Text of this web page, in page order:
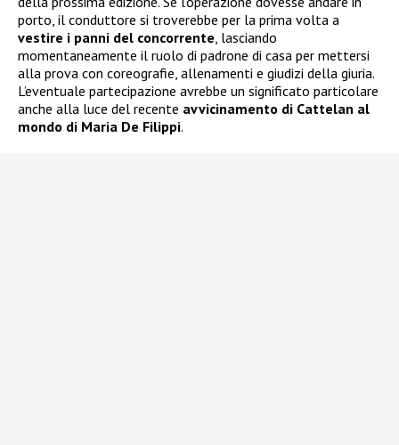
porto, il conduttore si troverebbe per la prima volta a
vestire i panni del concorrente, lasciando
momentaneamente il ruolo di padrone di casa per mettersi
alla prova con coreografie, allenamenti e giudizi della giuria.
L’eventuale partecipazione avrebbe un significato particolare
anche alla luce del recente avvicinamento di Cattelan al
mondo di Maria De Filippi.